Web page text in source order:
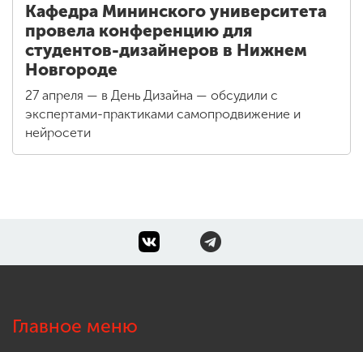
Кафедра Мининского университета
провела конференцию для
студентов-дизайнеров в Нижнем
Новгороде
27 апреля — в День Дизайна — обсудили с
экспертами-практиками самопродвижение и
нейросети
Главное меню